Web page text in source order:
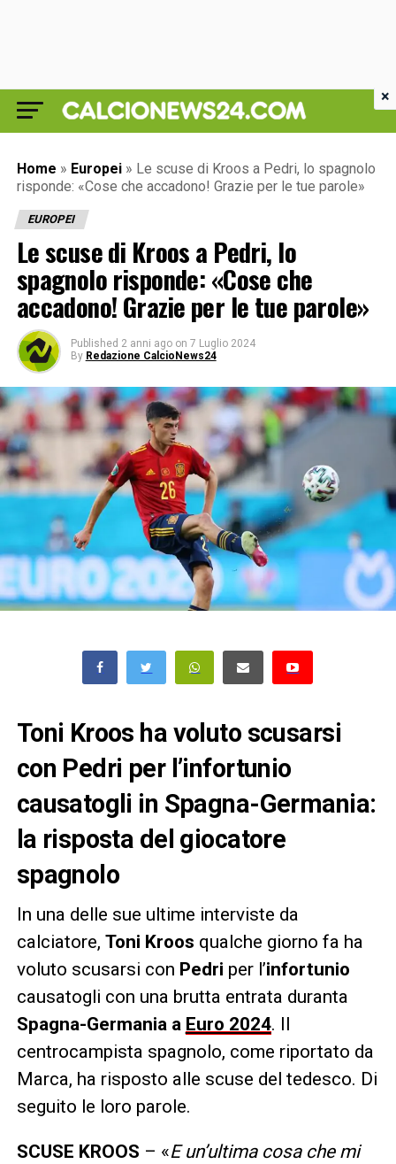
Home » Europei » Le scuse di Kroos a Pedri, lo spagnolo
risponde: «Cose che accadono! Grazie per le tue parole»
EUROPEI
Le scuse di Kroos a Pedri, lo
spagnolo risponde: «Cose che
accadono! Grazie per le tue parole»
Published 2 anni ago on 7 Luglio 2024
By Redazione CalcioNews24
Toni Kroos ha voluto scusarsi
con Pedri per l’infortunio
causatogli in Spagna-Germania:
la risposta del giocatore
spagnolo
In una delle sue ultime interviste da
calciatore, Toni Kroos qualche giorno fa ha
voluto scusarsi con Pedri per l’infortunio
causatogli con una brutta entrata duranta
Spagna-Germania a Euro 2024. Il
centrocampista spagnolo, come riportato da
Marca, ha risposto alle scuse del tedesco. Di
seguito le loro parole.
SCUSE KROOS – «E un’ultima cosa che mi
×